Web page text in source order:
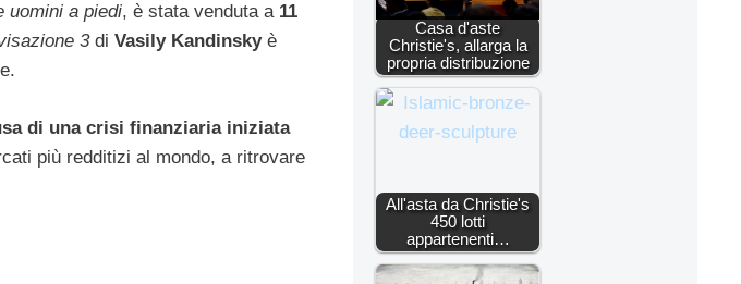
uomini a piedi, è stata venduta a 11
3 di Vasily Kandinskyè
di una crisi finanziaria iniziata
più redditizi al mondo, a ritrovare
Casa d'aste
Christie's, allarga la
propria distribuzione
All'asta da Christie's
450 lotti
appartenenti…